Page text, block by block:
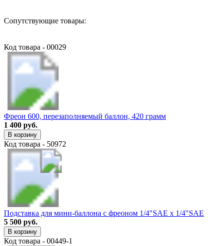
Сопутствующие товары:
Код товара - 00029
Фреон 600, перезаполняемый баллон, 420 грамм
1 400 руб.
В корзину
Код товара - 50972
Подставка для мини-баллона с фреоном 1/4"SAE х 1/4"SAE
5 500 руб.
В корзину
Код товара - 00449-1